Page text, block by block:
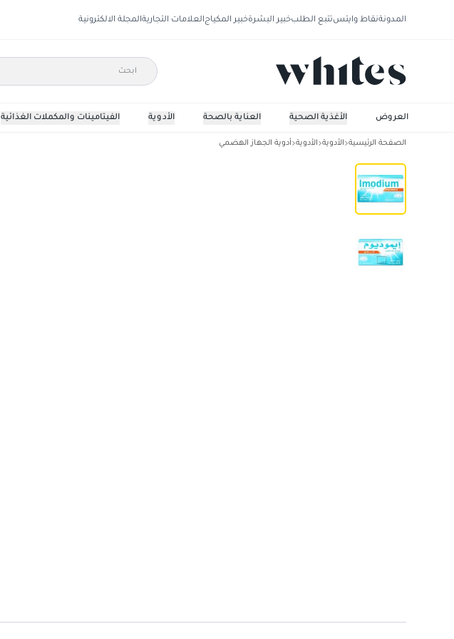
المدونةنقاط وايتستتبع الطلبخبير البشرةخبير المكياجالعلامات التجاريةالمجلة الالكترونية
الفيتامينات والمكملات الغذائية الأدوية العناية بالصحة الأغذية الصحية العروض
الصفحة الرئيسية الأدوية الأدوية أدوية الجهاز الهضمي